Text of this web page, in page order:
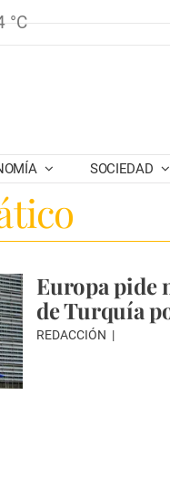
°C
SOCIEDAD
Europa pide
de Turquía
REDACCIÓN